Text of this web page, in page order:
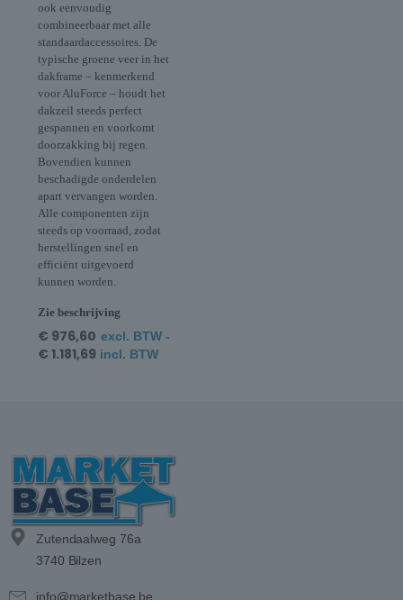
ook eenvoudig
combineerbaar met alle
standaardaccessoires. De
typische groene veer in het
dakframe – kenmerkend
voor AluForce – houdt het
dakzeil steeds perfect
gespannen en voorkomt
doorzakking bij regen.
Bovendien kunnen
beschadigde onderdelen
apart vervangen worden.
Alle componenten zijn
steeds op voorraad, zodat
herstellingen snel en
efficiënt uitgevoerd
kunnen worden.
Zie beschrijving
€ 976,60 excl. BTW -
€ 1.181,69incl. BTW
Zutendaalweg 76a
3740 Bilzen
info@marketbase.be